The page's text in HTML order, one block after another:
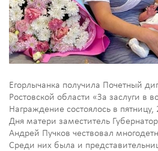
Егорлычанка получила Почетный
Ростовской области «За заслуги в
Награждение состоялось в
Дня матери заместитель
Андрей Пучков чествовал
Среди них была и